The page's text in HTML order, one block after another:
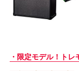
・限定モデル！ト